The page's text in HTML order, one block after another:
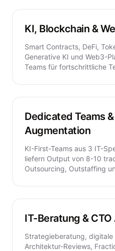
KI, Blockchain &
Smart Contracts, DeFi,
Generative KI und Web3-
Teams für fortschrittliche
Dedicated Teams
Augmentation
KI-First-Teams aus 3 IT-
liefern Output von 8-10
Outsourcing, Outstaffing
IT-Beratung &
Strategieberatung, digitale
Architektur-Reviews,